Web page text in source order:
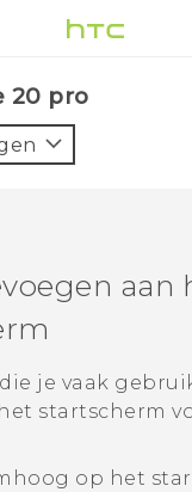
& -accessoires
20 pro‎
aan
je vaak
startscherm
op het